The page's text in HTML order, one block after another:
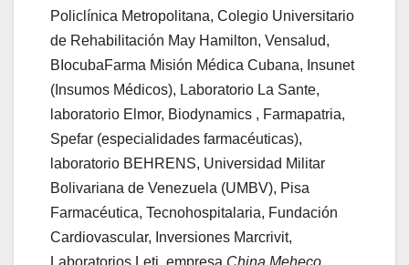
Policlínica Metropolitana, Colegio Universitario
de Rehabilitación May Hamilton, Vensalud,
BIocubaFarma Misión Médica Cubana, Insunet
(Insumos Médicos), Laboratorio La Sante,
laboratorio Elmor, Biodynamics , Farmapatria,
Spefar (especialidades farmacéuticas),
laboratorio BEHRENS, Universidad Militar
Bolivariana de Venezuela (UMBV), Pisa
Farmacéutica, Tecnohospitalaria, Fundación
Cardiovascular, Inversiones Marcrivit,
Laboratorios Leti, empresa China Meheco,